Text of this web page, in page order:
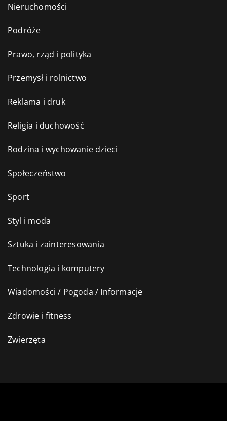
Nieruchomości
Podróże
Prawo, rząd i polityka
Przemysł i rolnictwo
Reklama i druk
Religia i duchowość
Rodzina i wychowanie dzieci
Społeczeństwo
Sport
Styl i moda
Sztuka i zainteresowania
Technologia i komputery
Wiadomości / Pogoda / Informacje
Zdrowie i fitness
Zwierzęta